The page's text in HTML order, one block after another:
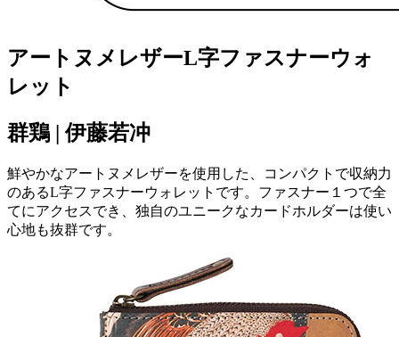
アートヌメレザーL字ファスナーウォ
レット
群鶏 | 伊藤若冲
鮮やかなアートヌメレザーを使用した、コンパクトで収納力
のあるL字ファスナーウォレットです。ファスナー１つで全
てにアクセスでき、独自のユニークなカードホルダーは使い
心地も抜群です。